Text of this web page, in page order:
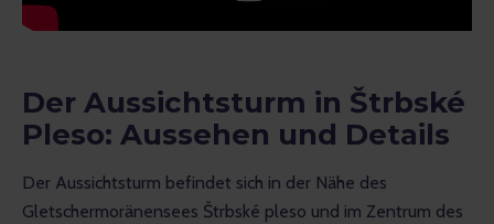
Der Aussichtsturm in Štrbské
Pleso: Aussehen und Details
Der Aussichtsturm befindet sich in der Nähe des
Gletschermoränensees Štrbské pleso und im Zentrum des